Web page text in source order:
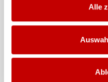
Alle
04. Mai 2026